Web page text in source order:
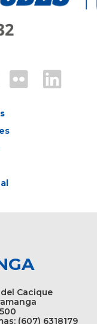
Cacique
(607) 6318179